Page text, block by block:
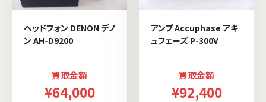
ヘッドフォン DENON デノ
ン AH-D9200
買取金額
¥64,000
アンプ Accuphase アキ
ュフェーズ P-300V
買取金額
¥92,400